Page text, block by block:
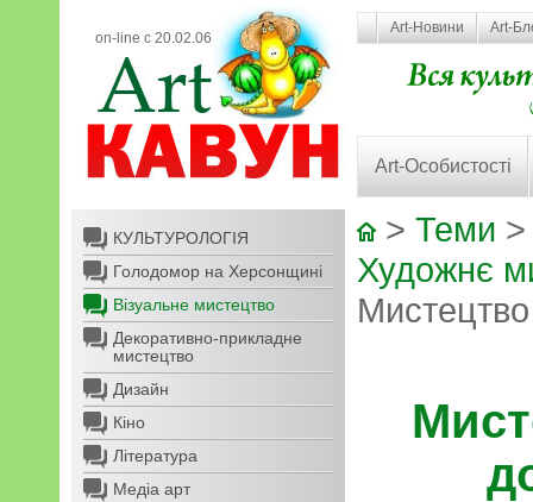
on-line с 20.02.06
Art-Новини Art-
Art-Особистості
КУЛЬТУРОЛОГІЯ
Голодомор на Херсонщині
Візуальне мистецтво
Декоративно-прикладне
мистецтво
Дизайн
Кіно
Література
Медіа арт
> Теми
Художнє
Мистецтво